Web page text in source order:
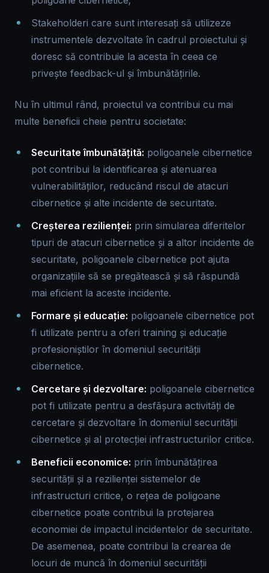
Stakeholderi care sunt interesați să utilizeze
instrumentele dezvoltate în cadrul proiectului și
doresc să contribuie la acesta în ceea ce
privește feedback-ul și îmbunătățirile.
Nu în ultimul rând, proiectul va contribui cu mai
multe beneficii cheie pentru societate:
Securitate îmbunătățită: poligoanele cibernetice
pot contribui la identificarea și atenuarea
vulnerabilităților, reducând riscul de atacuri
cibernetice și alte incidente de securitate.
Creșterea rezilienței: prin simularea diferitelor
tipuri de atacuri cibernetice și a altor incidente de
securitate, poligoanele cibernetice pot ajuta
organizațiile să se pregătească și să răspundă
mai eficient la aceste incidente.
Formare și educație: poligoanele cibernetice pot
fi utilizate pentru a oferi training și educație
profesioniștilor în domeniul securității
cibernetice.
Cercetare și dezvoltare: poligoanele cibernetice
pot fi utilizate pentru a desfășura activități de
cercetare și dezvoltare în domeniul securității
cibernetice și al protecției infrastructurilor critice.
Beneficii economice: prin îmbunătățirea
securității și a rezilienței sistemelor de
infrastructuri critice, o rețea de poligoane
cibernetice poate contribui la protejarea
economiei de impactul incidentelor de securitate.
De asemenea, poate contribui la crearea de
locuri de muncă în domeniul securității